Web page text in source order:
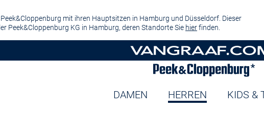
mit ihren Hauptsitzen in Hamburg und Düsseldorf. Dieser
Peek&Cloppenburg KG in Hamburg, deren Standorte Sie hierfinden.
DAMEN HERREN KIDS &